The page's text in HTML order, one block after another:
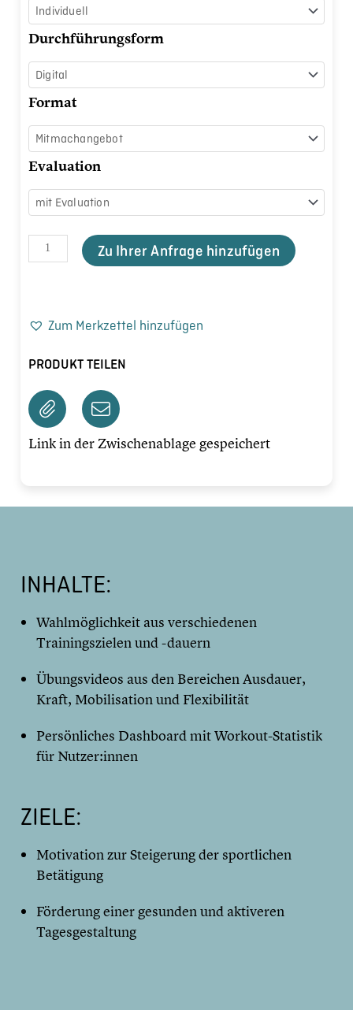
Durchführungsform
Format
Evaluation
Menge
Zu Ihrer Anfrage hinzufügen
Zum Merkzettel hinzufügen
PRODUKT TEILEN
Link in der Zwischenablage gespeichert
INHALTE:
Wahlmöglichkeit aus verschiedenen
Trainingszielen und -dauern
Übungsvideos aus den Bereichen Ausdauer,
Kraft, Mobilisation und Flexibilität
Persönliches Dashboard mit Workout-Statistik
für Nutzer:innen
ZIELE:
Motivation zur Steigerung der sportlichen
Betätigung
Förderung einer gesunden und aktiveren
Tagesgestaltung